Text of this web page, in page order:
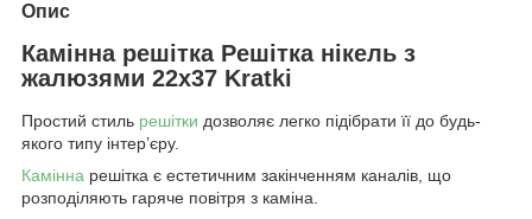
Опис
Камінна решітка Решітка нікель з
жалюзями 22x37 Kratki
Простий стиль решітки дозволяє легко підібрати її до будь-
якого типу інтер’єру.
Камінна решітка є естетичним закінченням каналів, що
розподіляють гаряче повітря з каміна.